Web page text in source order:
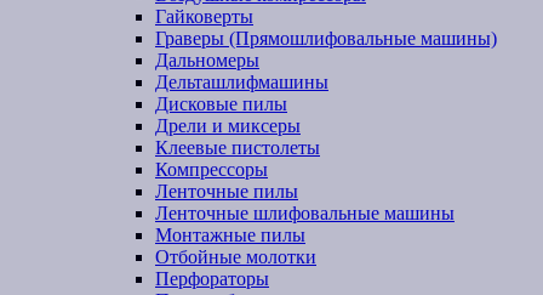
Гайковерты
Граверы (Прямошлифовальные машины)
Дальномеры
Дельташлифмашины
Дисковые пилы
Дрели и миксеры
Клеевые пистолеты
Компрессоры
Ленточные пилы
Ленточные шлифовальные машины
Монтажные пилы
Отбойные молотки
Перфораторы